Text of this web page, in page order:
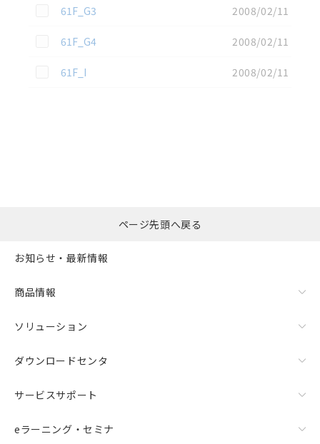
この資料を選択
61F_G3
2008/02/11
この資料を選択
61F_G4
2008/02/11
この資料を選択
61F_I 2008/02/11
括ダウンロード
ページ先頭へ戻る
お知らせ・最新情報
商品情報
ソリューション
ダウンロードセンタ
サービスサポート
eラーニング・セミナ